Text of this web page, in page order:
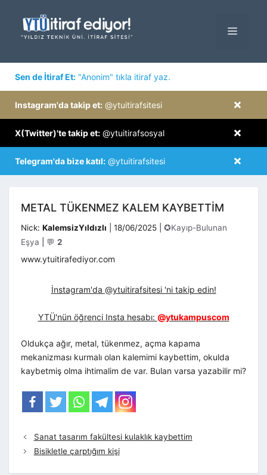
MENÜ
Sen de İtiraf Et: "Anonim" tıkla itiraf yaz.
×
Instagram'da takip et: @ytuitirafsitesi
×
X(Twitter)'te takip et: @ytuitirafsosyal
×
Telegram'da bize katıl: @ytuitirafsitesi
METAL TÜKENMEZ KALEM KAYBETTIM
Nick: KalemsizYıldızlı 18/06/2025 Kategoriler
✪Kayıp-Bulunan
Eşya
💬 2
www.ytuitirafediyor.com
İnstagram'da @ytuitirafsitesi 'ni takip edin!
YTÜ'nün öğrenci Insta hesabı: @ytukampuscom
Oldukça ağır, metal, tükenmez, açma kapama
mekanizması kurmalı olan kalemimi kaybettim, okulda
kaybetmiş olma ihtimalim de var. Bulan varsa yazabilir mi?
Sanat tasarım fakültesi kulaklık kaybettim
Bisikletle çarptığım kişi